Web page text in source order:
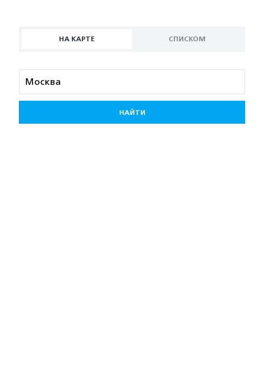
НА КАРТЕ СПИСКОМ
НАЙТИ